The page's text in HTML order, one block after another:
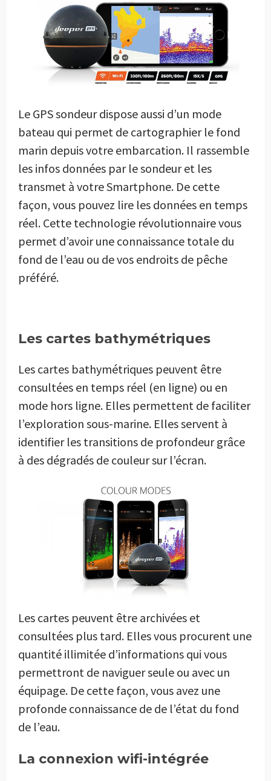
Le GPS sondeur dispose aussi d’un mode
bateau qui permet de cartographier le fond
marin depuis votre embarcation. Il rassemble
les infos données par le sondeur et les
transmet à votre Smartphone. De cette
façon, vous pouvez lire les données en temps
réel. Cette technologie révolutionnaire vous
permet d’avoir une connaissance totale du
fond de l’eau ou de vos endroits de pêche
préféré.
Les cartes bathymétriques
Les cartes bathymétriques peuvent être
consultées en temps réel (en ligne) ou en
mode hors ligne. Elles permettent de faciliter
l’exploration sous-marine. Elles servent à
identifier les transitions de profondeur grâce
à des dégradés de couleur sur l’écran.
Les cartes peuvent être archivées et
consultées plus tard. Elles vous procurent une
quantité illimitée d’informations qui vous
permettront de naviguer seule ou avec un
équipage. De cette façon, vous avez une
profonde connaissance de de l’état du fond
de l’eau.
La connexion wifi-intégrée